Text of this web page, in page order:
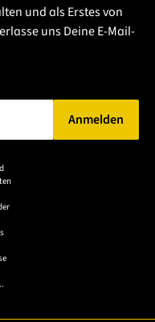
und als Erstes von
uns Deine E-Mail-
ein.
Anmelden